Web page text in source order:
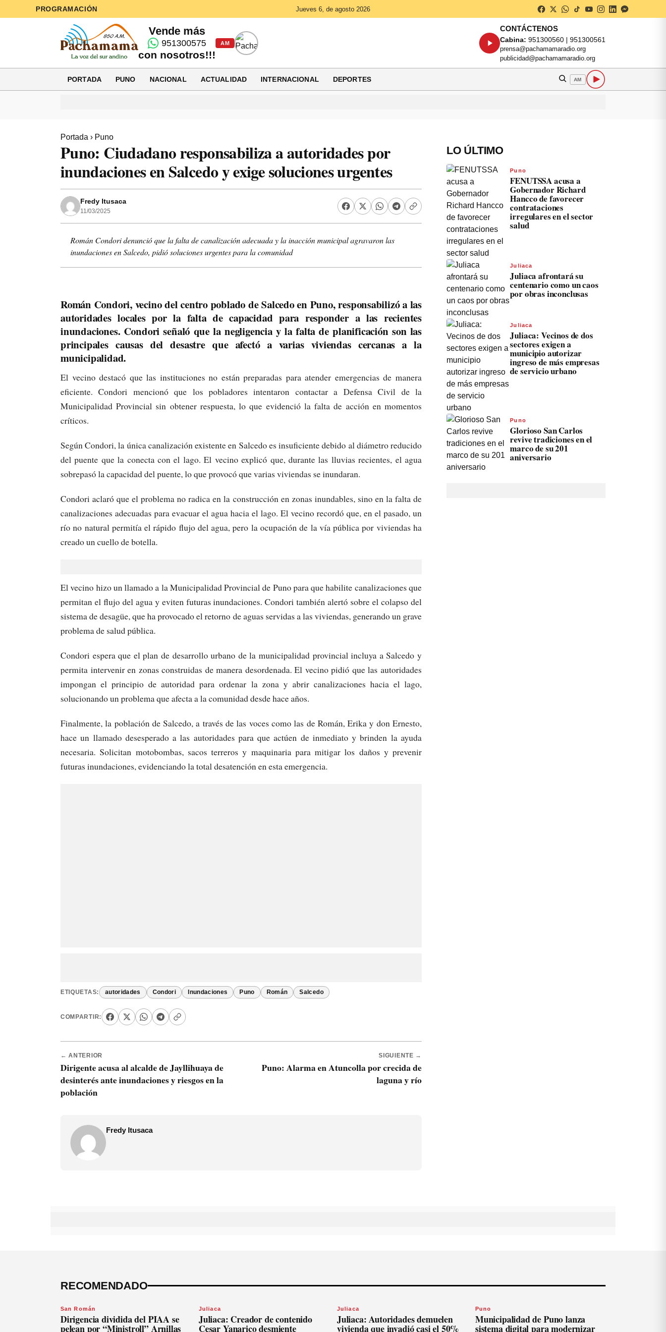
PROGRAMACIÓN Jueves 6, de agosto 2026
Vende más
951300575
con nosotros!!!
AM
CONTÁCTENOS
Cabina: 951300560 | 951300561
prensa@pachamamaradio.org
publicidad@pachamamaradio.org
PORTADA PUNO NACIONAL ACTUALIDAD INTERNACIONAL DEPORTES AM
Portada › Puno
Puno: Ciudadano responsabiliza a autoridades por
inundaciones en Salcedo y exige soluciones urgentes
Fredy Itusaca
11/03/2025
Román Condori denunció que la falta de canalización adecuada y la inacción municipal agravaron las
inundaciones en Salcedo, pidió soluciones urgentes para la comunidad
Román Condori, vecino del centro poblado de Salcedo en Puno, responsabilizó a las
autoridades locales por la falta de capacidad para responder a las recientes
inundaciones. Condori señaló que la negligencia y la falta de planificación son las
principales causas del desastre que afectó a varias viviendas cercanas a la
municipalidad.
El vecino destacó que las instituciones no están preparadas para atender emergencias de manera
eficiente. Condori mencionó que los pobladores intentaron contactar a Defensa Civil de la
Municipalidad Provincial sin obtener respuesta, lo que evidenció la falta de acción en momentos
críticos.
Según Condori, la única canalización existente en Salcedo es insuficiente debido al diámetro reducido
del puente que la conecta con el lago. El vecino explicó que, durante las lluvias recientes, el agua
sobrepasó la capacidad del puente, lo que provocó que varias viviendas se inundaran.
Condori aclaró que el problema no radica en la construcción en zonas inundables, sino en la falta de
canalizaciones adecuadas para evacuar el agua hacia el lago. El vecino recordó que, en el pasado, un
río no natural permitía el rápido flujo del agua, pero la ocupación de la vía pública por viviendas ha
creado un cuello de botella.
El vecino hizo un llamado a la Municipalidad Provincial de Puno para que habilite canalizaciones que
permitan el flujo del agua y eviten futuras inundaciones. Condori también alertó sobre el colapso del
sistema de desagüe, que ha provocado el retorno de aguas servidas a las viviendas, generando un grave
problema de salud pública.
Condori espera que el plan de desarrollo urbano de la municipalidad provincial incluya a Salcedo y
permita intervenir en zonas construidas de manera desordenada. El vecino pidió que las autoridades
impongan el principio de autoridad para ordenar la zona y abrir canalizaciones hacia el lago,
solucionando un problema que afecta a la comunidad desde hace años.
Finalmente, la población de Salcedo, a través de las voces como las de Román, Erika y don Ernesto,
hace un llamado desesperado a las autoridades para que actúen de inmediato y brinden la ayuda
necesaria. Solicitan motobombas, sacos terreros y maquinaria para mitigar los daños y prevenir
futuras inundaciones, evidenciando la total desatención en esta emergencia.
ETIQUETAS: autoridades Condori Inundaciones Puno Román Salcedo
COMPARTIR:
← ANTERIOR
Dirigente acusa al alcalde de Jayllihuaya de
desinterés ante inundaciones y riesgos en la
población
SIGUIENTE →
Puno: Alarma en Atuncolla por crecida de
laguna y río
Fredy Itusaca
LO ÚLTIMO
Puno
FENUTSSA acusa a
Gobernador Richard
Hancco de favorecer
contrataciones
irregulares en el sector
salud
Juliaca
Juliaca afrontará su
centenario como un caos
por obras inconclusas
Juliaca
Juliaca: Vecinos de dos
sectores exigen a
municipio autorizar
ingreso de más empresas
de servicio urbano
Puno
Glorioso San Carlos
revive tradiciones en el
marco de su 201
aniversario
RECOMENDADO
San Román
Dirigencia dividida del PIAA se
pelean por “Ministroll” Arnillas
Juliaca
Juliaca: Creador de contenido
Cesar Yanarico desmiente
Juliaca
Juliaca: Autoridades demuelen
vivienda que invadió casi el 50%
Puno
Municipalidad de Puno lanza
sistema digital para modernizar